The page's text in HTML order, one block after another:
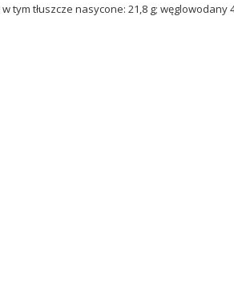
tłuszcze nasycone: 21,8 g; węglowodany